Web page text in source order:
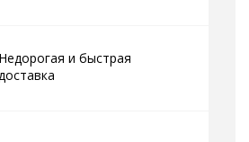
Недорогая и быстрая